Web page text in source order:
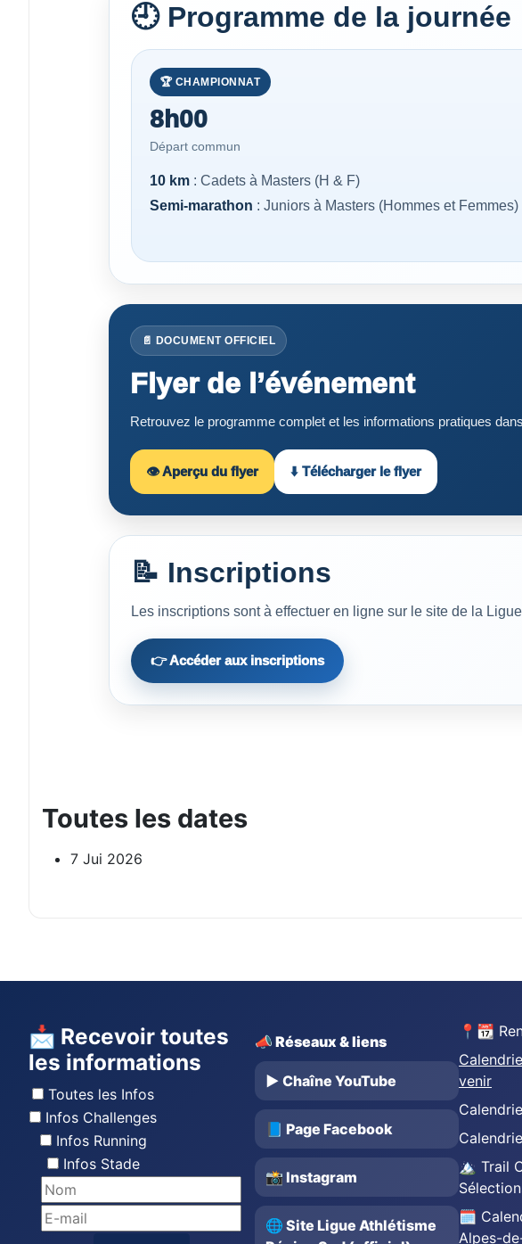
🕘 Programme de la journée
🏆 CHAMPIONNAT
8h00
Départ commun
10 km : Cadets à Masters (H & F)
Semi-marathon : Juniors à Masters (Hommes et Femmes)
📄 DOCUMENT OFFICIEL
Flyer de l’événement
Retrouvez le programme complet et les informations pratiques
👁️ Aperçu du flyer ⬇️ Télécharger le flyer
📝 Inscriptions
Les inscriptions sont à effectuer en ligne sur le site de la
👉 Accéder aux inscriptions
Toutes les dates
7 Jui 2026
📩 Recevoir toutes
les informations
Toutes les Infos
Infos Challenges
Infos Running
Infos Stade
📣 Réseaux & liens
▶️ Chaîne YouTube
📘 Page Facebook
📸 Instagram
🌐 Site Ligue Athlétisme
📍📆
venir
🏔️ Trail
🗓️
Alpes-